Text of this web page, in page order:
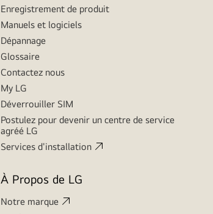
Enregistrement de produit
Manuels et logiciels
Dépannage
Glossaire
Contactez nous
My LG
Déverrouiller SIM
Postulez pour devenir un centre de service
agréé LG
Services d'installation
À Propos de LG
Notre marque